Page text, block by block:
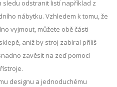
sledu odstranit listí například z
nábytku. Vzhledem k tomu, že
vyjmout, můžete obě části
aniž by stroj zabíral příliš
zavěsit na zeď pomocí
designu a jednoduchému